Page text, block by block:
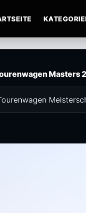
Masters